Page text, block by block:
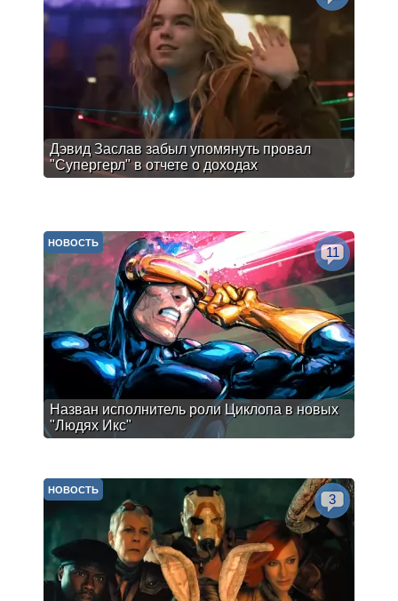
Дэвид Заслав забыл упомянуть провал
"Супергерл" в отчете о доходах
Назван исполнитель роли Циклопа в новых
"Людях Икс"
НОВОСТЬ
11
НОВОСТЬ
3